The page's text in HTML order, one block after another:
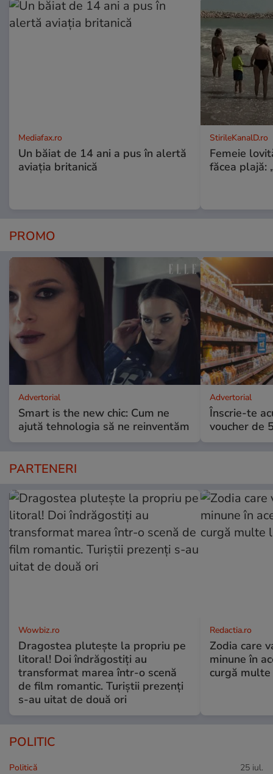
Mediafax.ro
Un băiat de 14 ani a pus în alertă
aviația britanică
StirileKanalD.ro
Femeie
făcea plajă:
PROMO
Advertorial
Smart is the new chic: Cum ne
ajută tehnologia să ne reinventăm
Advertorial
Înscrie-te
voucher de
PARTENERI
Wowbiz.ro
Dragostea plutește la propriu pe
litoral! Doi îndrăgostiți au
transformat marea într-o scenă
de film romantic. Turiștii prezenți
s-au uitat de două ori
Redactia.ro
Zodia care
minune în
curgă
POLITIC
Politică 25 iul.